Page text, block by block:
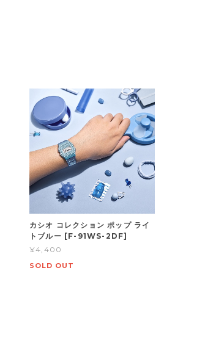
カシオ コレクション ポップ ライ
トブルー [F-91WS-2DF]
¥4,400
SOLD OUT